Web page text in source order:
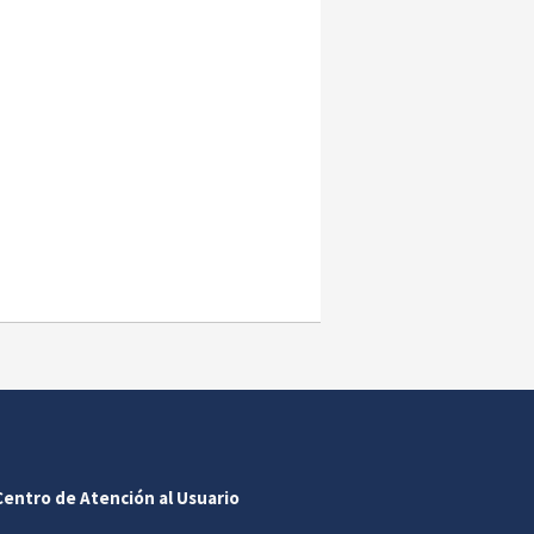
de Atención al Usuario